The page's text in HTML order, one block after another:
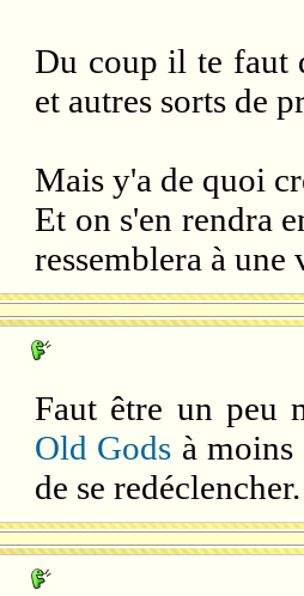
Du coup il te faut
et autres sorts de
Mais y'a de quoi
Et on s'en rendra
ressemblera à
Faut être un peu
Old Gods à
de se redéclencher.